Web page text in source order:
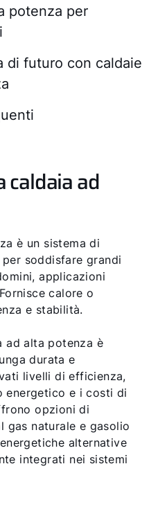
potenza per
di futuro con caldaie
caldaia ad
è un sistema di
soddisfare grandi
applicazioni
calore o
e stabilità.
ad alta potenza è
durata e
livelli di efficienza,
energetico e i costi di
opzioni di
gas naturale e gasolio
alternative
integrati nei sistemi